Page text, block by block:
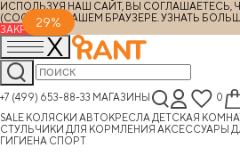
ИСПОЛЬЗУЯ НАШ САЙТ, ВЫ СОГЛАШАЕТЕСЬ,
(COOKIES) В ВАШЕМ БРАУЗЕРЕ. УЗНАТЬ
ЗАКРЫТЬ
+7 (499) 653-88-33 МАГАЗИНЫ 0
SALE КОЛЯСКИ АВТОКРЕСЛА ДЕТСКАЯ
СТУЛЬЧИКИ ДЛЯ КОРМЛЕНИЯ АКСЕССУАРЫ
ГИГИЕНА СПОРТ
29%